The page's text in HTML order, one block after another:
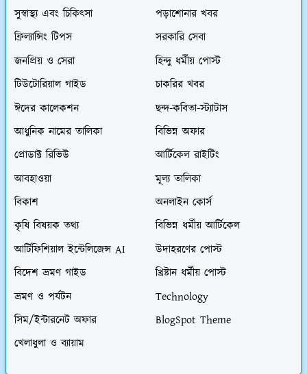
সুস্বাস্থ্য এবং চিকিৎসা
পড়াশোনার খবর
ফ্রিল্যান্সিং টিপস
সরকারি সেবা
জনপ্রিয় ও সেরা
হিন্দু ধর্মীয় পোস্ট
টিউটোরিয়াল গাইড
চাকরির খবর
ঈদের কালেকশন
ছন্দ-কবিতা-স্ট্যাটাস
আধুনিক নামের তালিকা
বিভিন্ন অফার
প্রোডাক্ট রিভিউ
আর্টিকেল রাইটিং
আবহাওয়া
মূল্য তালিকা
বিকাশ
অনলাইন কোর্স
কৃষি বিষয়ক তথ্য
বিভিন্ন ধর্মীয় আর্টিকেল
আর্টিফিশিয়াল ইন্টেলিজেন্স AI
উদাহরণের পোস্ট
বিদেশ ভ্রমণ গাইড
খ্রিষ্টান ধর্মীয় পোস্ট
ভ্রমণ ও পর্যটন
Technology
সিম/ইন্টারনেট অফার
BlogSpot Theme
খেলাধুলা ও ব্যায়াম